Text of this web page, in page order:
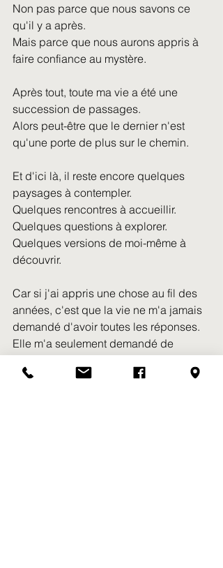
Non pas parce que nous savons ce
qu'il y a après.
Mais parce que nous aurons appris à
faire confiance au mystère.
Après tout, toute ma vie a été une
succession de passages.
Alors peut-être que le dernier n'est
qu'une porte de plus sur le chemin.
Et d'ici là, il reste encore quelques
paysages à contempler.
Quelques rencontres à accueillir.
Quelques questions à explorer.
Quelques versions de moi-même à
découvrir.
Car si j'ai appris une chose au fil des
années, c'est que la vie ne m'a jamais
demandé d'avoir toutes les réponses.
Elle m'a seulement demandé de
continuer à marcher.
Un pas après l'autre.